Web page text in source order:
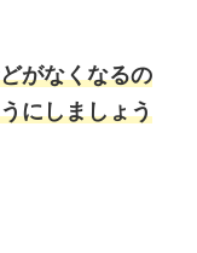
がなくなるの
にしましょう